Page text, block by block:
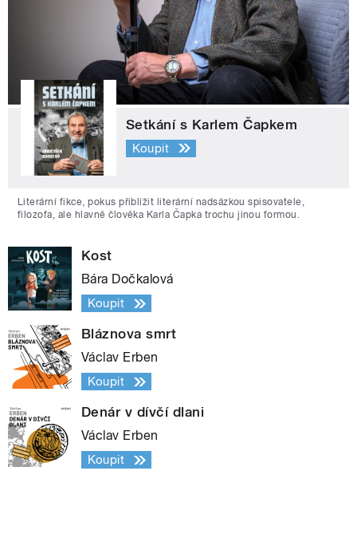
Setkání s Karlem Čapkem
Koupit
Literární fikce, pokus přiblížit literární nadsázkou spisovatele,
filozofa, ale hlavně člověka Karla Čapka trochu jinou formou.
Kost
Bára Dočkalová
Koupit
Bláznova smrt
Václav Erben
Koupit
Denár v dívčí dlani
Václav Erben
Koupit